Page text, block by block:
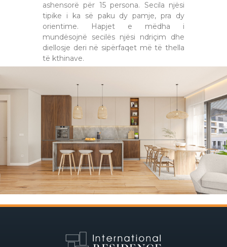
ashensorë për 15 persona. Secila njësi
tipike i ka së paku dy pamje, pra dy
orientime. Hapjet e mëdha i
mundësojnë secilës njësi ndriçim dhe
diellosje deri në sipërfaqet më të thella
të kthinave.